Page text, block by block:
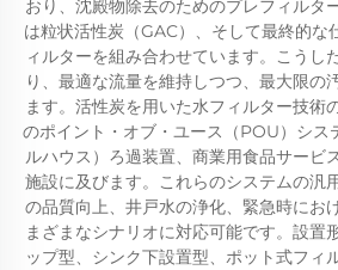
おり、沈殿物除去のためのプレフィルタ
は粒状活性炭（GAC）、そして最終的な
ィルターを組み合わせています。こうし
り、最適な流量を維持しつつ、最大限の
ます。活性炭を用いた水フィルター技術
のポイント・オブ・ユース（POU）シス
ルハウス）ろ過装置、商業用食品サービ
施設に及びます。これらのシステムの汎
の品質向上、井戸水の浄化、緊急時にお
まざまなシナリオに対応可能です。設置
ップ型、シンク下設置型、ポット式フィ